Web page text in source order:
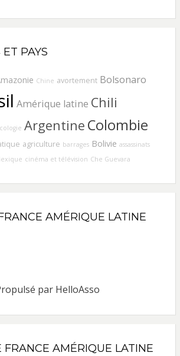
PAYS
Chine avortement Bolsonaro
Amérique latine Chili
Argentine Colombie
agriculture barrages Bolivie assassinats
cinéma et télévision Che Guevara
AMÉRIQUE LATINE
par HelloAsso
FRANCE AMÉRIQUE LATINE